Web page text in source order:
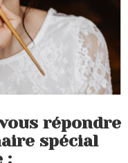
répondre
spécial
: